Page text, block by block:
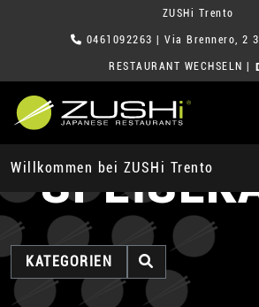
ZUSHi Trento
0461092263 | Via Brennero, 2
RESTAURANT WECHSELN
Willkommen bei ZUSHi Trento
KATEGORIEN